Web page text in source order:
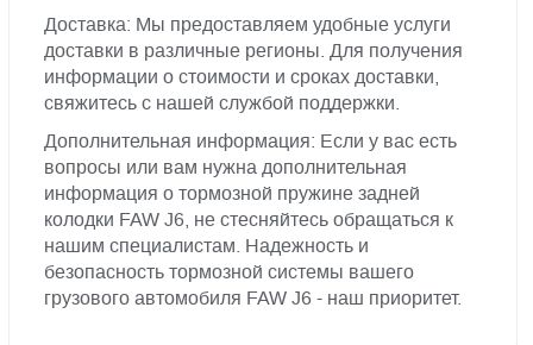
Доставка: Мы предоставляем удобные услуги
доставки в различные регионы. Для получения
информации о стоимости и сроках доставки,
свяжитесь с нашей службой поддержки.
Дополнительная информация: Если у вас есть
вопросы или вам нужна дополнительная
информация о тормозной пружине задней
колодки FAW J6, не стесняйтесь обращаться к
нашим специалистам. Надежность и
безопасность тормозной системы вашего
грузового автомобиля FAW J6 - наш приоритет.